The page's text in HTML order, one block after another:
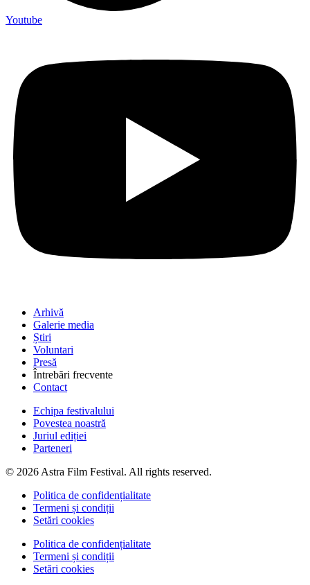
Youtube
Arhivă
Galerie media
Știri
Voluntari
Presă
Întrebări frecvente
Contact
Echipa festivalului
Povestea noastră
Juriul ediției
Parteneri
© 2026 Astra Film Festival. All rights reserved.
Politica de confidențialitate
Termeni și condiții
Setări cookies
Politica de confidențialitate
Termeni și condiții
Setări cookies